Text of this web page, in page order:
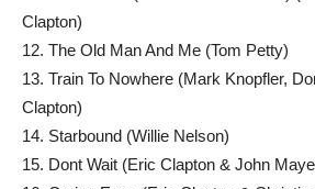
Clapton)
12. The Old Man And Me (Tom Petty)
13. Train To Nowhere (Mark Knopfler,
Clapton)
14. Starbound (Willie Nelson)
15. Dont Wait (Eric Clapton & John